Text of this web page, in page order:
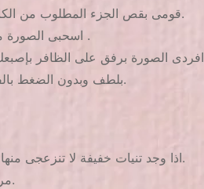
2. قومى بقص الجزء المطلوب من الكارت وضعيه فى المياه لمدة من 3 ل 4 ثوانى.
3. اسحبى الصورة من الورقة بلطف وضعيه على سطح أظافرك .
4. افردى الصورة برفق على الظافر
5. بلطف وبدون الضغط بالفرشة ضعى طبقة واحدة من الطلاء الشفاف.
2. اذا وجد تنيات خفيفة لا تنزعجى منها سوف يتم فردها عند وضعك الطلاء الشفاف.
3. مررى الفرشاه بطبقة واحدة فقط من الشفاف.